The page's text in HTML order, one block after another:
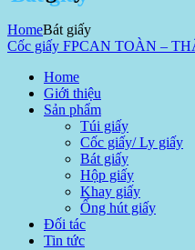
HomeBát giấy
Cốc giấy FPCAN TOÀN –
Home
Giới thiệu
Sản phẩm
Túi giấy
Cốc giấy/ Ly giấy
Bát giấy
Hộp giấy
Khay giấy
Ống hút giấy
Đối tác
Tin tức